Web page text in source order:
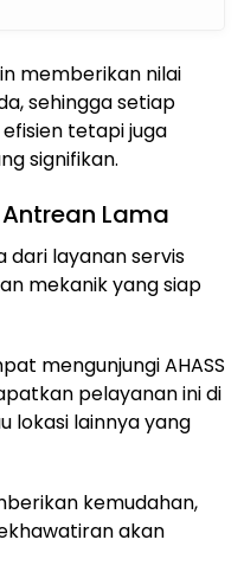
memberikan nilai
sehingga setiap
tetapi juga
signifikan.
Lama
dari layanan servis
mekanik yang siap
mengunjungi AHASS
pelayanan ini di
lokasi lainnya yang
kemudahan,
akan